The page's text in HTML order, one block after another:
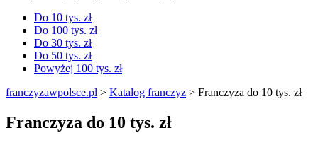
Do 10 tys. zł
Do 100 tys. zł
Do 30 tys. zł
Do 50 tys. zł
Powyżej 100 tys. zł
franczyzawpolsce.pl > Katalog franczyz > Franczyza do 10 tys. zł
Franczyza do 10 tys. zł